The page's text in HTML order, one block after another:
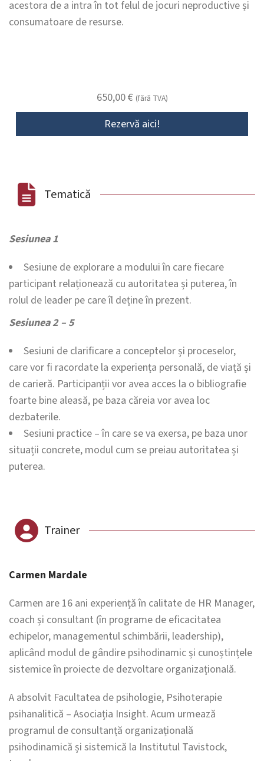
acestora de a intra în tot felul de jocuri neproductive și
consumatoare de resurse.
650,00€ (fără TVA)
Rezervă aici!
Tematică
Sesiunea 1
Sesiune de explorare a modului în care fiecare
participant relaționează cu autoritatea și puterea, în
rolul de leader pe care îl deține în prezent.
Sesiunea 2 – 5
Sesiuni de clarificare a conceptelor și proceselor,
care vor fi racordate la experiența personală, de viață și
de carieră. Participanții vor avea acces la o bibliografie
foarte bine aleasă, pe baza căreia vor avea loc
dezbaterile.
Sesiuni practice – în care se va exersa, pe baza unor
situații concrete, modul cum se preiau autoritatea și
puterea.
Trainer
Carmen Mardale
Carmen are 16 ani experiență în calitate de HR Manager,
coach și consultant (în programe de eficacitatea
echipelor, managementul schimbării, leadership),
aplicând modul de gândire psihodinamic și cunoștințele
sistemice în proiecte de dezvoltare organizațională.
A absolvit Facultatea de psihologie, Psihoterapie
psihanalitică – Asociația Insight. Acum urmează
programul de consultanță organizațională
psihodinamică și sistemică la Institutul Tavistock,